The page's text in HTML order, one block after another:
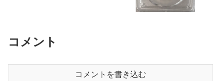
コメント
コメントを書き込む